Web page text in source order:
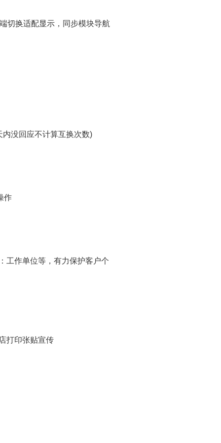
切换适配显示，同步模块导航
没回应不计算互换次数)
作
工作单位等，有力保护客户个
打印张贴宣传